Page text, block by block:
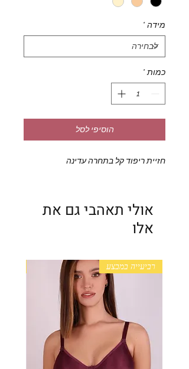
מידה *
כמות *
הוסיפי לסל
חזיית ריפוד קל בתחרה עדינה
אולי תאהבי גם את
אלו
רביעייה במבצע